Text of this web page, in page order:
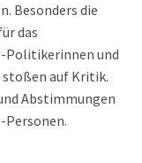
Besonders die
das
Politikerinnen und
auf Kritik.
Abstimmungen
Personen.